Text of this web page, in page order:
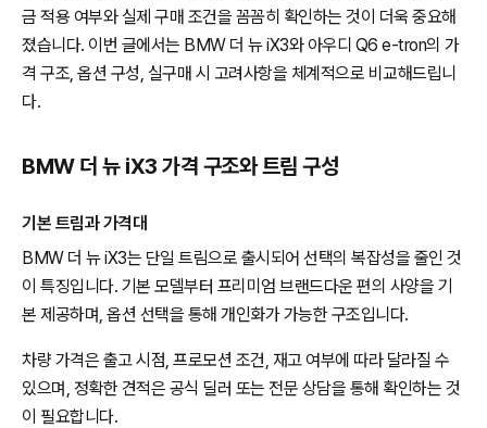
금 적용 여부와 실제 구매 조건을 꼼꼼히 확인하는 것이 더욱 중요해
졌습니다. 이번 글에서는 BMW 더 뉴 iX3와 아우디 Q6 e-tron의 가
격 구조, 옵션 구성, 실구매 시 고려사항을 체계적으로 비교해드립니
다.
BMW 더 뉴 iX3 가격 구조와 트림 구성
기본 트림과 가격대
BMW 더 뉴 iX3는 단일 트림으로 출시되어 선택의 복잡성을 줄인 것
이 특징입니다. 기본 모델부터 프리미엄 브랜드다운 편의 사양을 기
본 제공하며, 옵션 선택을 통해 개인화가 가능한 구조입니다.
차량 가격은 출고 시점, 프로모션 조건, 재고 여부에 따라 달라질 수
있으며, 정확한 견적은 공식 딜러 또는 전문 상담을 통해 확인하는 것
이 필요합니다.